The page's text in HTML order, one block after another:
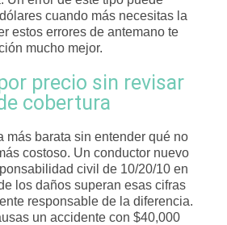
cuando más necesitas la
estos errores de antemano te
mucho mejor.
precio sin revisar
cobertura
más barata sin entender qué no
costoso. Un conductor nuevo
civil de 10/20/10 en
los daños superan esas cifras
responsable de la diferencia.
un accidente con $40,000